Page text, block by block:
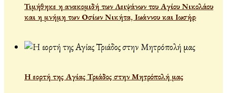
Τιμήθηκε η ανακομιδή των Λειψάνων του Αγίου Νικολάου
και η μνήμη των Οσίων Νικήτα, Ιωάννου και Ιωσήφ
Η εορτή της Αγίας Τριάδος στην Μητρόπολή μας